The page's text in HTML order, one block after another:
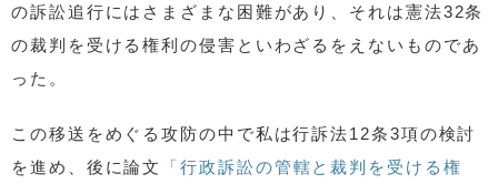
の訴訟追行にはさまざまな困難があり、それは憲法32条
の裁判を受ける権利の侵害といわざるをえないものであ
った。
この移送をめぐる攻防の中で私は行訴法12条3項の検討
を進め、後に論文
「行政訴訟の管轄と裁判を受ける権